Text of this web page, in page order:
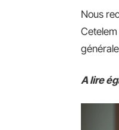
Nous
A lire